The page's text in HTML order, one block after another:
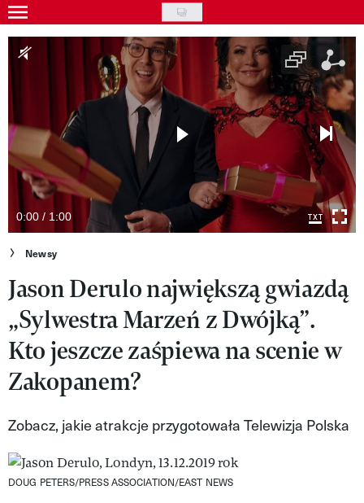
Skip
to
main
Gwiazdy
Uroda
Styl życia
Kultura
Wideo
Nasze akcje
VIVA!ART
VIVA!MODA
VIVA!LIFESTYLE
VIVA!MAN
VIVA!PEOPLE POWER
VIVA!ITAKA
0:00 / 1:00
Newsy
Jason Derulo największą gwiazdą
„Sylwestra Marzeń z Dwójką”.
Kto jeszcze zaśpiewa na scenie w
Zakopanem?
Zobacz, jakie atrakcje przygotowała Telewizja Polska
DOUG PETERS/PRESS ASSOCIATION/EAST NEWS